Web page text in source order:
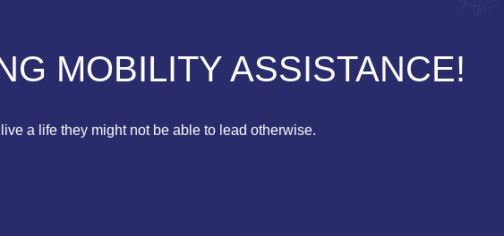
MOBILITY ASSISTANCE!
a life they might not be able to lead otherwise.